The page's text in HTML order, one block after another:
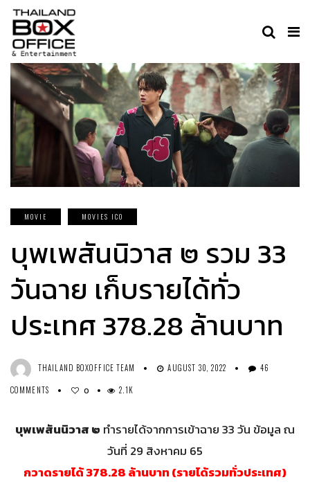
MOVIE MOVIES ICO
บุพเพสันนิวาส ๒ รวม 33
วันฉาย เก็บรายได้ทั่ว
ประเทศ 378.28 ล้านบาท
THAILAND BOXOFFICE TEAM AUGUST 30, 2022
46
COMMENTS
0 2.1K
บุพเพสันนิวาส ๒ ทำรายได้จากการเข้าฉาย 33 วัน ข้อมูล ณ
วันที่ 29 สิงหาคม 65
กวาดรายได้ 378.28 ล้านบาท (รายได้รวมทั่วประเทศ)